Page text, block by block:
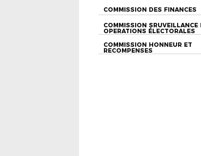
COMMISSION DES FINANCES
COMMISSION SRUVEILLANCE
OPERATIONS ÉLECTORALES
COMMISSION HONNEUR ET
RECOMPENSES